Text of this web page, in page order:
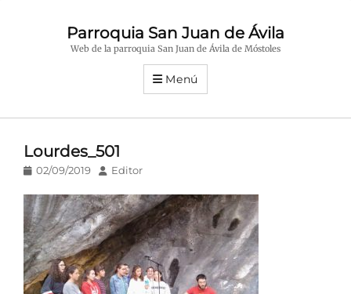
Parroquia San Juan de Ávila
Web de la parroquia San Juan de Ávila de Móstoles
Menú
Lourdes_501
Publicado
02/09/2019 AutorEditor